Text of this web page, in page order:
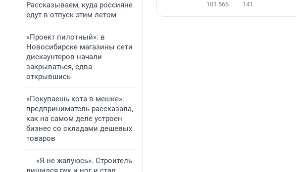
Рассказываем, куда россияне
едут в отпуск этим летом
«Проект пилотный»: в
Новосибирске магазины сети
дискаунтеров начали
закрываться, едва
открывшись
«Покупаешь кота в мешке»:
предприниматель рассказала,
как на самом деле устроен
бизнес со складами дешевых
товаров
«Я не жалуюсь». Строитель
101 566 141